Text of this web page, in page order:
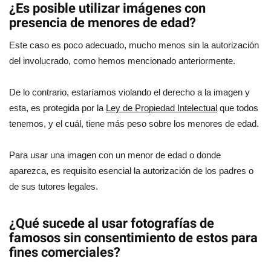
¿Es posible utilizar imágenes con
presencia de menores de edad?
Este caso es poco adecuado, mucho menos sin la autorización
del involucrado, como hemos mencionado anteriormente.
De lo contrario, estaríamos violando el derecho a la imagen y
esta, es protegida por la Ley de Propiedad Intelectual que todos
tenemos, y el cuál, tiene más peso sobre los menores de edad.
Para usar una imagen con un menor de edad o donde
aparezca, es requisito esencial la autorización de los padres o
de sus tutores legales.
¿Qué sucede al usar fotografías de
famosos sin consentimiento de estos para
fines comerciales?